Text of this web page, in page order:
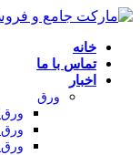
خانه
تماس با ما
اخبار
ورق
ورق 17MN4
ورق H2
ورق A131